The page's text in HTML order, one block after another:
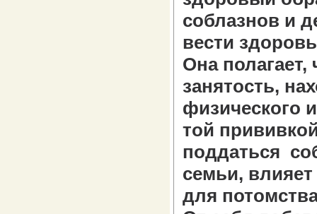
соблазнов и
вести
Она
занятость,
физического
той
поддаться
семьи,
для